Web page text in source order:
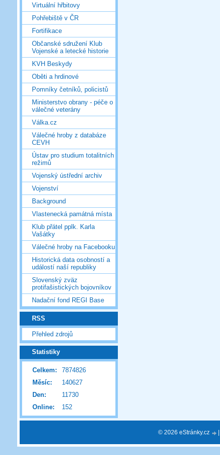
Virtuální hřbitovy
Pohřebiště v ČR
Fortifikace
Občanské sdružení Klub
Vojenské a letecké historie
KVH Beskydy
Oběti a hrdinové
Pomníky četníků, policistů
Ministerstvo obrany - péče o
válečné veterány
Válka.cz
Válečné hroby z databáze
CEVH
Ústav pro studium totalitních
režimů
Vojenský ústřední archiv
Vojenství
Background
Vlastenecká památná místa
Klub přátel pplk. Karla
Vašátky
Válečné hroby na Facebooku
Historická data osobností a
událostí naší republiky
Slovenský zväz
protifašistických bojovníkov
Nadační fond REGI Base
RSS
Přehled zdrojů
Statistiky
Online: 152
Celkem:
7874826
Měsíc:
140627
Den:
11730
© 2026 eStránky.cz